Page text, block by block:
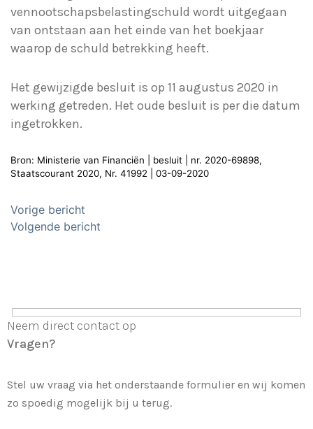
vennootschapsbelastingschuld wordt uitgegaan
van ontstaan aan het einde van het boekjaar
waarop de schuld betrekking heeft.
Het gewijzigde besluit is op 11 augustus 2020 in
werking getreden. Het oude besluit is per die datum
ingetrokken.
Bron: Ministerie van Financiën | besluit | nr. 2020-69898,
Staatscourant 2020, Nr. 41992 | 03-09-2020
Bericht
navigatie
Vorige bericht
Volgende bericht
Neem direct contact op
Vragen?
Stel uw vraag via het onderstaande formulier en wij komen
zo spoedig mogelijk bij u terug.